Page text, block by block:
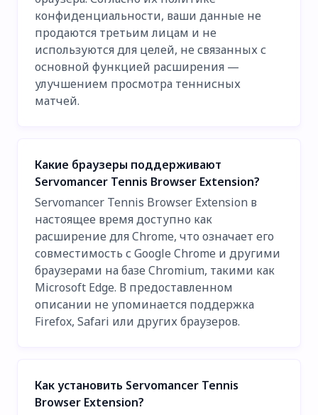
конфиденциальности, ваши данные не
продаются третьим лицам и не
используются для целей, не связанных с
основной функцией расширения —
улучшением просмотра теннисных
матчей.
Какие браузеры поддерживают
Servomancer Tennis Browser Extension?
Servomancer Tennis Browser Extension в
настоящее время доступно как
расширение для Chrome, что означает его
совместимость с Google Chrome и другими
браузерами на базе Chromium, такими как
Microsoft Edge. В предоставленном
описании не упоминается поддержка
Firefox, Safari или других браузеров.
Как установить Servomancer Tennis
Browser Extension?